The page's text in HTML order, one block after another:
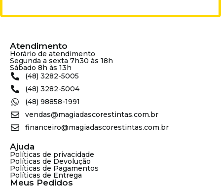
Atendimento
Horário de atendimento
Segunda a sexta 7h30 às 18h
Sábado 8h às 13h
(48) 3282-5005
(48) 3282-5004
(48) 98858-1991
vendas@magiadascorestintas.com.br
financeiro@magiadascorestintas.com.br
Ajuda
Políticas de privacidade
Políticas de Devolução
Políticas de Pagamentos
Políticas de Entrega
Meus Pedidos